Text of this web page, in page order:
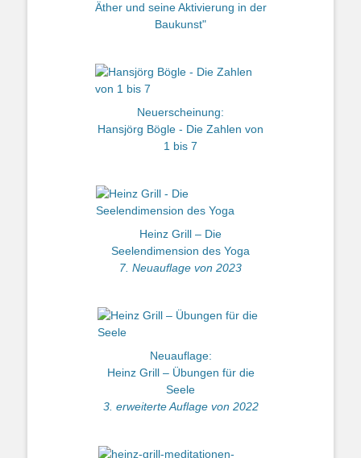
Äther und seine Aktivierung in der
Baukunst"
Neuerscheinung:
Hansjörg Bögle - Die Zahlen von
1 bis 7
Heinz Grill – Die
Seelendimension des Yoga
7. Neuauflage von 2023
Neuauflage:
Heinz Grill – Übungen für die
Seele
3. erweiterte Auflage von 2022